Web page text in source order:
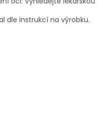
dle instrukcí na výrobku.